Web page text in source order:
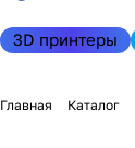
3D принтеры
Главная Каталог